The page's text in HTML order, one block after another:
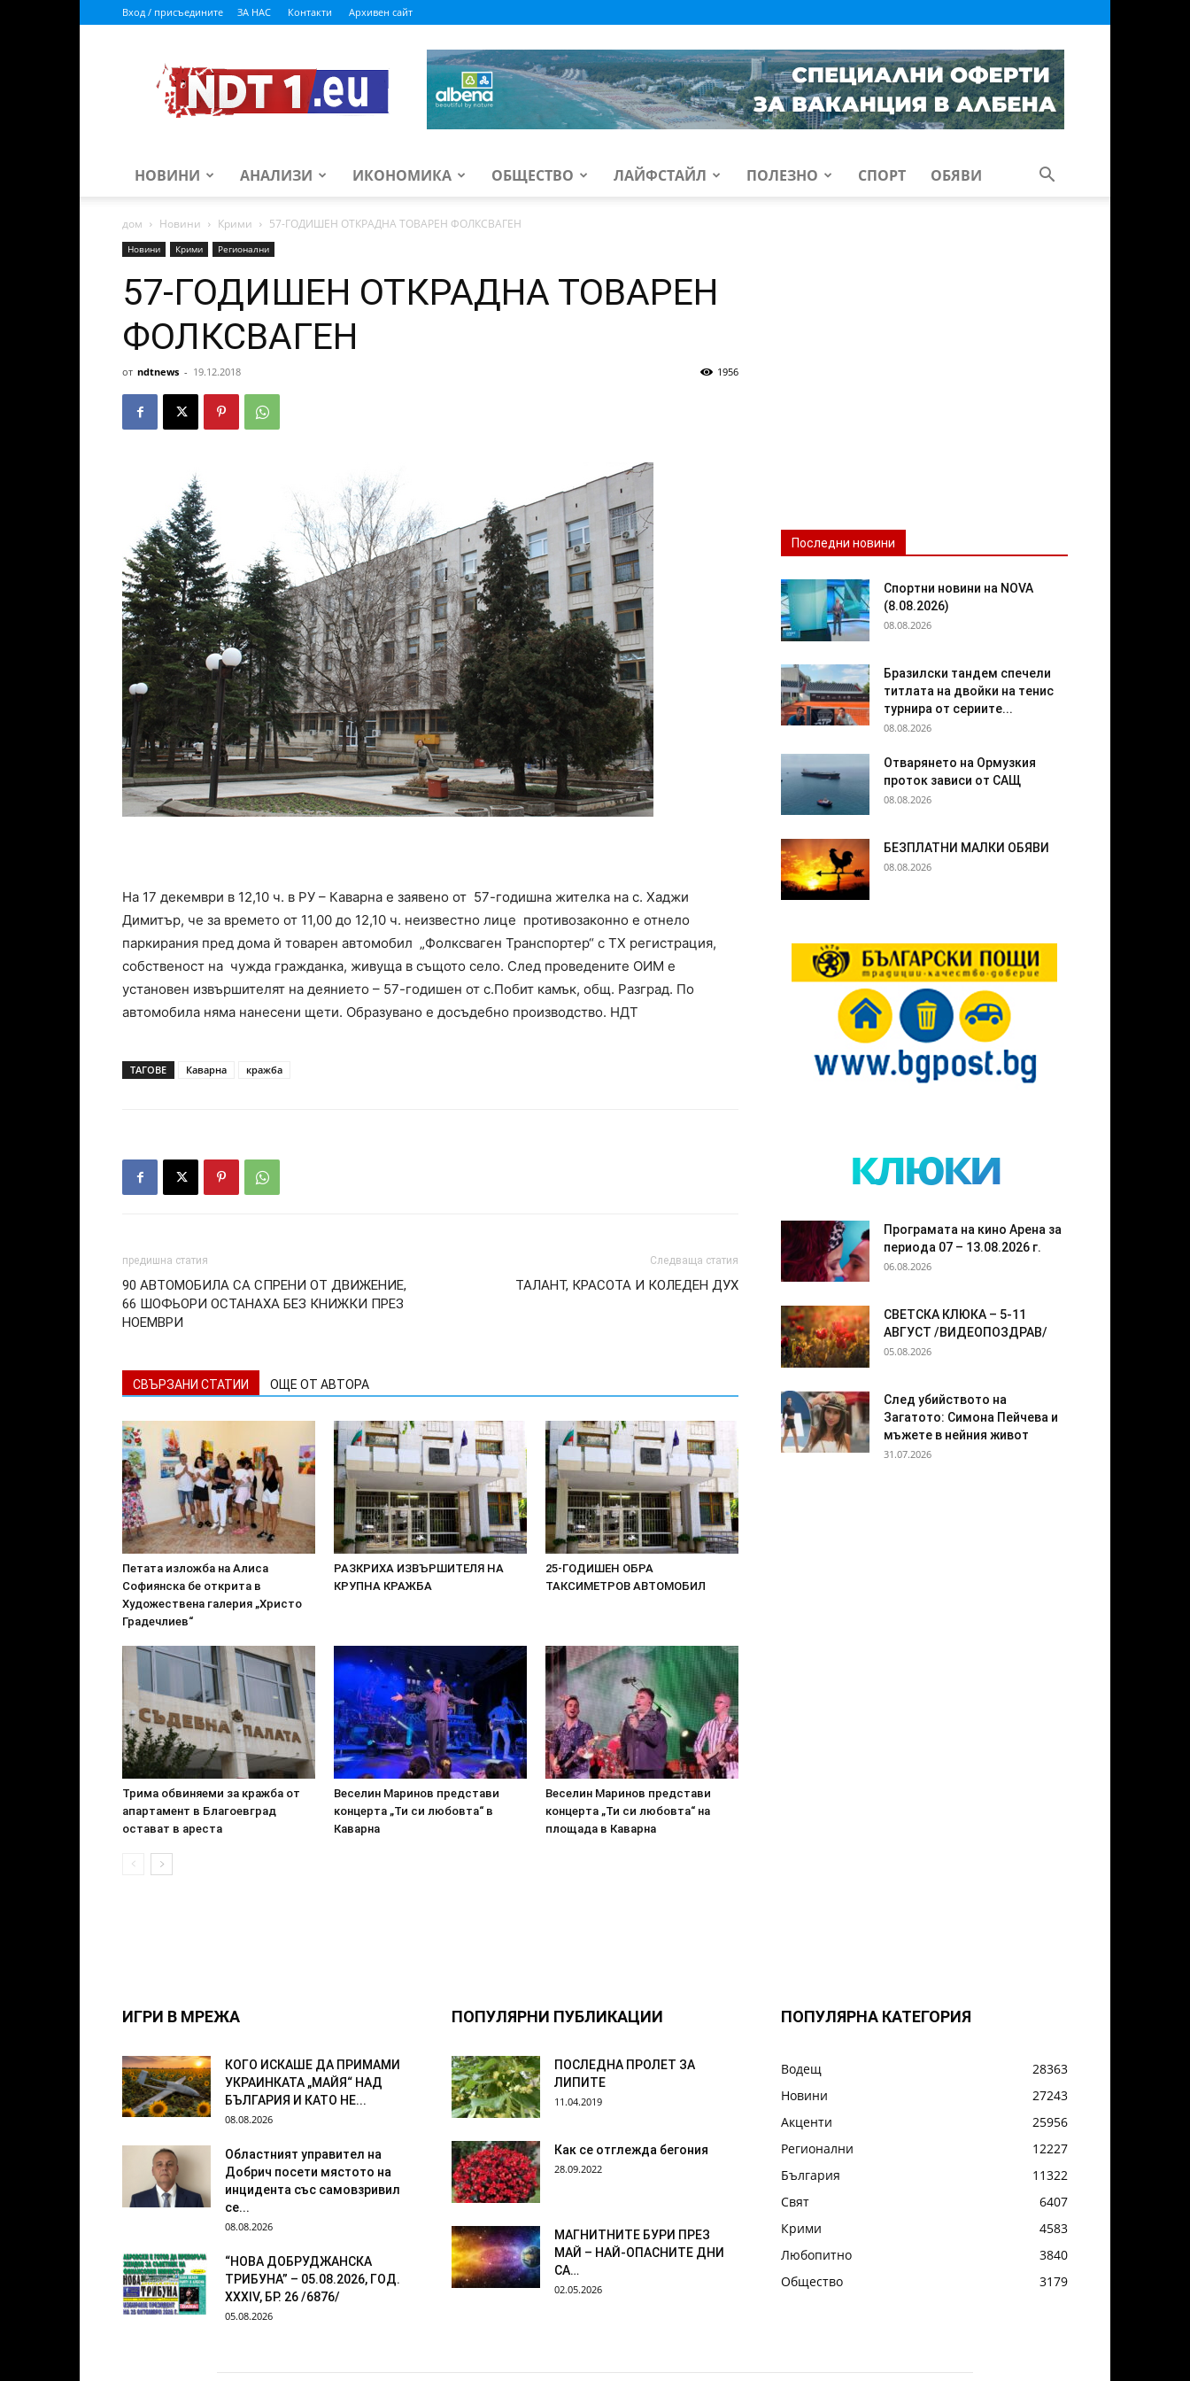
Вход / присъедините ЗА НАС Контакти Архивен сайт
НОВИНИ АНАЛИЗИ ИКОНОМИКА ОБЩЕСТВО ЛАЙФСТАЙЛ ПОЛЕЗНО СПОРТ ОБЯВИ
дом Новини Крими 57-ГОДИШЕН ОТКРАДНА ТОВАРЕН ФОЛКСВАГЕН
Новини Крими Регионални
57-ГОДИШЕН ОТКРАДНА ТОВАРЕН
ФОЛКСВАГЕН
от ndtnews - 19.12.2018 1956
На 17 декември в 12,10 ч. в РУ – Каварна е заявено от 57-годишна жителка на с. Хаджи
Димитър, че за времето от 11,00 до 12,10 ч. неизвестно лице противозаконно e отнело
паркирания пред дома й товарен автомобил „Фолксваген Транспортер“ с ТХ регистрация,
собственост на чужда гражданка, живуща в същото село. След проведените ОИМ е
установен извършителят на деянието – 57-годишен от с.Побит камък, общ. Разград. По
автомобила няма нанесени щети. Образувано е досъдебно производство. НДТ
ТАГОВЕ Каварна кражба
предишна статия
90 АВТОМОБИЛА СА СПРЕНИ ОТ ДВИЖЕНИЕ,
66 ШОФЬОРИ ОСТАНАХА БЕЗ КНИЖКИ ПРЕЗ
НОЕМВРИ
Следваща статия
ТАЛАНТ, КРАСОТА И КОЛЕДЕН ДУХ
СВЪРЗАНИ СТАТИИ ОЩЕ ОТ АВТОРА
Петата изложба на Алиса
Софиянска бе открита в
Художествена галерия „Христо
Градечлиев“
РАЗКРИХА ИЗВЪРШИТЕЛЯ НА
КРУПНА КРАЖБА
25-ГОДИШЕН ОБРА
ТАКСИМЕТРОВ АВТОМОБИЛ
Трима обвиняеми за кражба от
апартамент в Благоевград
остават в ареста
Веселин Маринов представи
концерта „Ти си любовта“ в
Каварна
Веселин Маринов представи
концерта „Ти си любовта“ на
площада в Каварна
Последни новини
Спортни новини на NOVA
(8.08.2026)
08.08.2026
Бразилски тандем спечели
титлата на двойки на тенис
турнира от сериите...
08.08.2026
Отварянето на Ормузкия
проток зависи от САЩ
08.08.2026
БЕЗПЛАТНИ МАЛКИ ОБЯВИ
08.08.2026
клюки
Програмата на кино Арена за
периода 07 – 13.08.2026 г.
06.08.2026
СВЕТСКА КЛЮКА – 5-11
АВГУСТ /ВИДЕОПОЗДРАВ/
05.08.2026
След убийството на
Загатото: Симона Пейчева и
мъжете в нейния живот
31.07.2026
ИГРИ В МРЕЖА
КОГО ИСКАШЕ ДА ПРИМАМИ
УКРАИНКАТА „МАЙЯ“ НАД
БЪЛГАРИЯ И КАТО НЕ...
08.08.2026
Областният управител на
Добрич посети мястото на
инцидента със самовзривил
се...
08.08.2026
“НОВА ДОБРУДЖАНСКА
ТРИБУНА” – 05.08.2026, ГОД.
XXХIV, БР. 26 /6876/
05.08.2026
ПОПУЛЯРНИ ПУБЛИКАЦИИ
ПОСЛЕДНА ПРОЛЕТ ЗА
ЛИПИТЕ
11.04.2019
Как се отглежда бегония
28.09.2022
МАГНИТНИТЕ БУРИ ПРЕЗ
МАЙ – НАЙ-ОПАСНИТЕ ДНИ
СА…
02.05.2026
ПОПУЛЯРНА КАТЕГОРИЯ
Водещ
28363
Новини
27243
Акценти
25956
Регионални
12227
България
11322
Свят
6407
Крими
4583
Любопитно
3840
Общество
3179